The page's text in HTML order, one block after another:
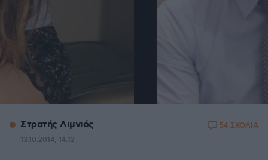
Στρατής Λιμνιός
13.10.2014, 14:12
54 ΣΧΟΛΙΑ